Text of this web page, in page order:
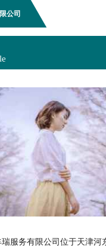
公司
服务有限公司位于天津河